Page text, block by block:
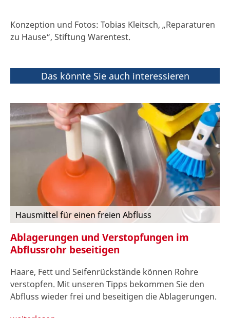
Konzeption und Fotos: Tobias Kleitsch, „Reparaturen
zu Hause“, Stiftung Warentest.
Das könnte Sie auch interessieren
Hausmittel für einen freien Abfluss
Ablagerungen und Verstopfungen im
Abflussrohr beseitigen
Haare, Fett und Seifenrückstände können Rohre
verstopfen. Mit unseren Tipps bekommen Sie den
Abfluss wieder frei und beseitigen die Ablagerungen.